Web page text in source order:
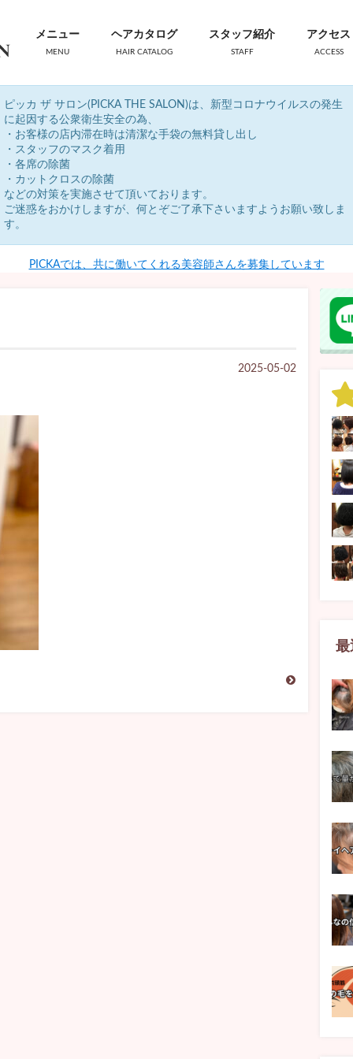
メニュー
MENU
ヘアカタログ
HAIR CATALOG
スタッフ紹介
STAFF
アクセス
ACCESS
ピッカ ザ サロン(PICKA THE SALON)は、新型コロナウイルスの発生
に起因する公衆衛生安全の為、
・お客様の店内滞在時は清潔な手袋の無料貸し出し
・スタッフのマスク着用
・各席の除菌
・カットクロスの除菌
などの対策を実施させて頂いております。
ご迷惑をおかけしますが、何とぞご了承下さいますようお願い致しま
す。
PICKAでは、共に働いてくれる美容師さんを募集しています
2025-05-02
最